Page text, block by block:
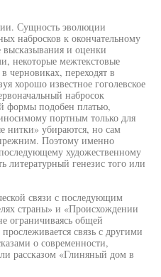
Сущность эволюции
набросков к окончательному
высказывания и оценки
некоторые межтекстовые
черновиках, переходят в
хорошо известное гоголевское
набросок
формы подобен платью,
портным только для
нитки» убираются, но сам
Поэтому именно
художественному
литературный генезис того или
связи с последующим
страны» и «Происхождении
ограничиваясь общей
связь с другими
о современности,
рассказом «Глиняный дом в